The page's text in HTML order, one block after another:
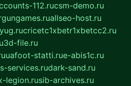
112.rucsm-demo.ru
allseo-host.ru
cricetc1xbetr1xbetcc2.ru
3d-file.ru
uafoot-statti.rue-abis1c.ru
services.rudark-sand.ru
legion.rusib-archives.ru